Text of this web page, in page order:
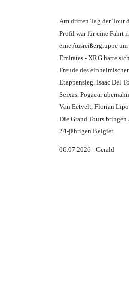
Am dritten Tag der Tour
Profil war für eine Fahrt
eine Ausreißergruppe
Emirates - XRG hatte
Freude des
Etappensieg. Isaac Del
Seixas. Pogacar
Van Eetvelt, Florian
Die Grand Tours
24-jährigen Belgier.
06.07.2026 - Gerald